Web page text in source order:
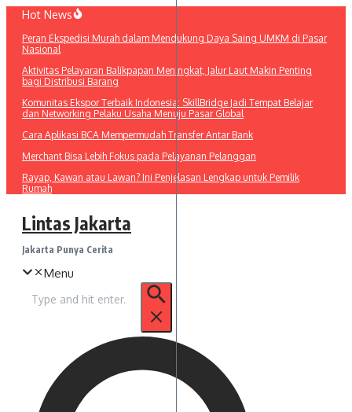
Lewati
konten
Hot News
Peran Ekspedisi Murah dalam Mendukung Daya Saing UMKM di Pasar
Nasional
Aktivitas Pelayaran Balikpapan Meningkat, Jalur Laut Makin Penting
bagi Distribusi Barang
Komunitas Ekspor Terbaik Indonesia: SkillBridge Jadi Tempat Belajar
dan Networking Pelaku Usaha Menuju Pasar Global
Cara Aplikasi BCA Mempermudah Transfer Antar Bank
Merchant Bisa Lebih Fokus pada Pelayanan Pelanggan
Rayap, Kawan atau Lawan? Ini Penjelasan Lengkap untuk Pemilik
Rumah
Lintas Jakarta
Jakarta Punya Cerita
Menu
untuk: